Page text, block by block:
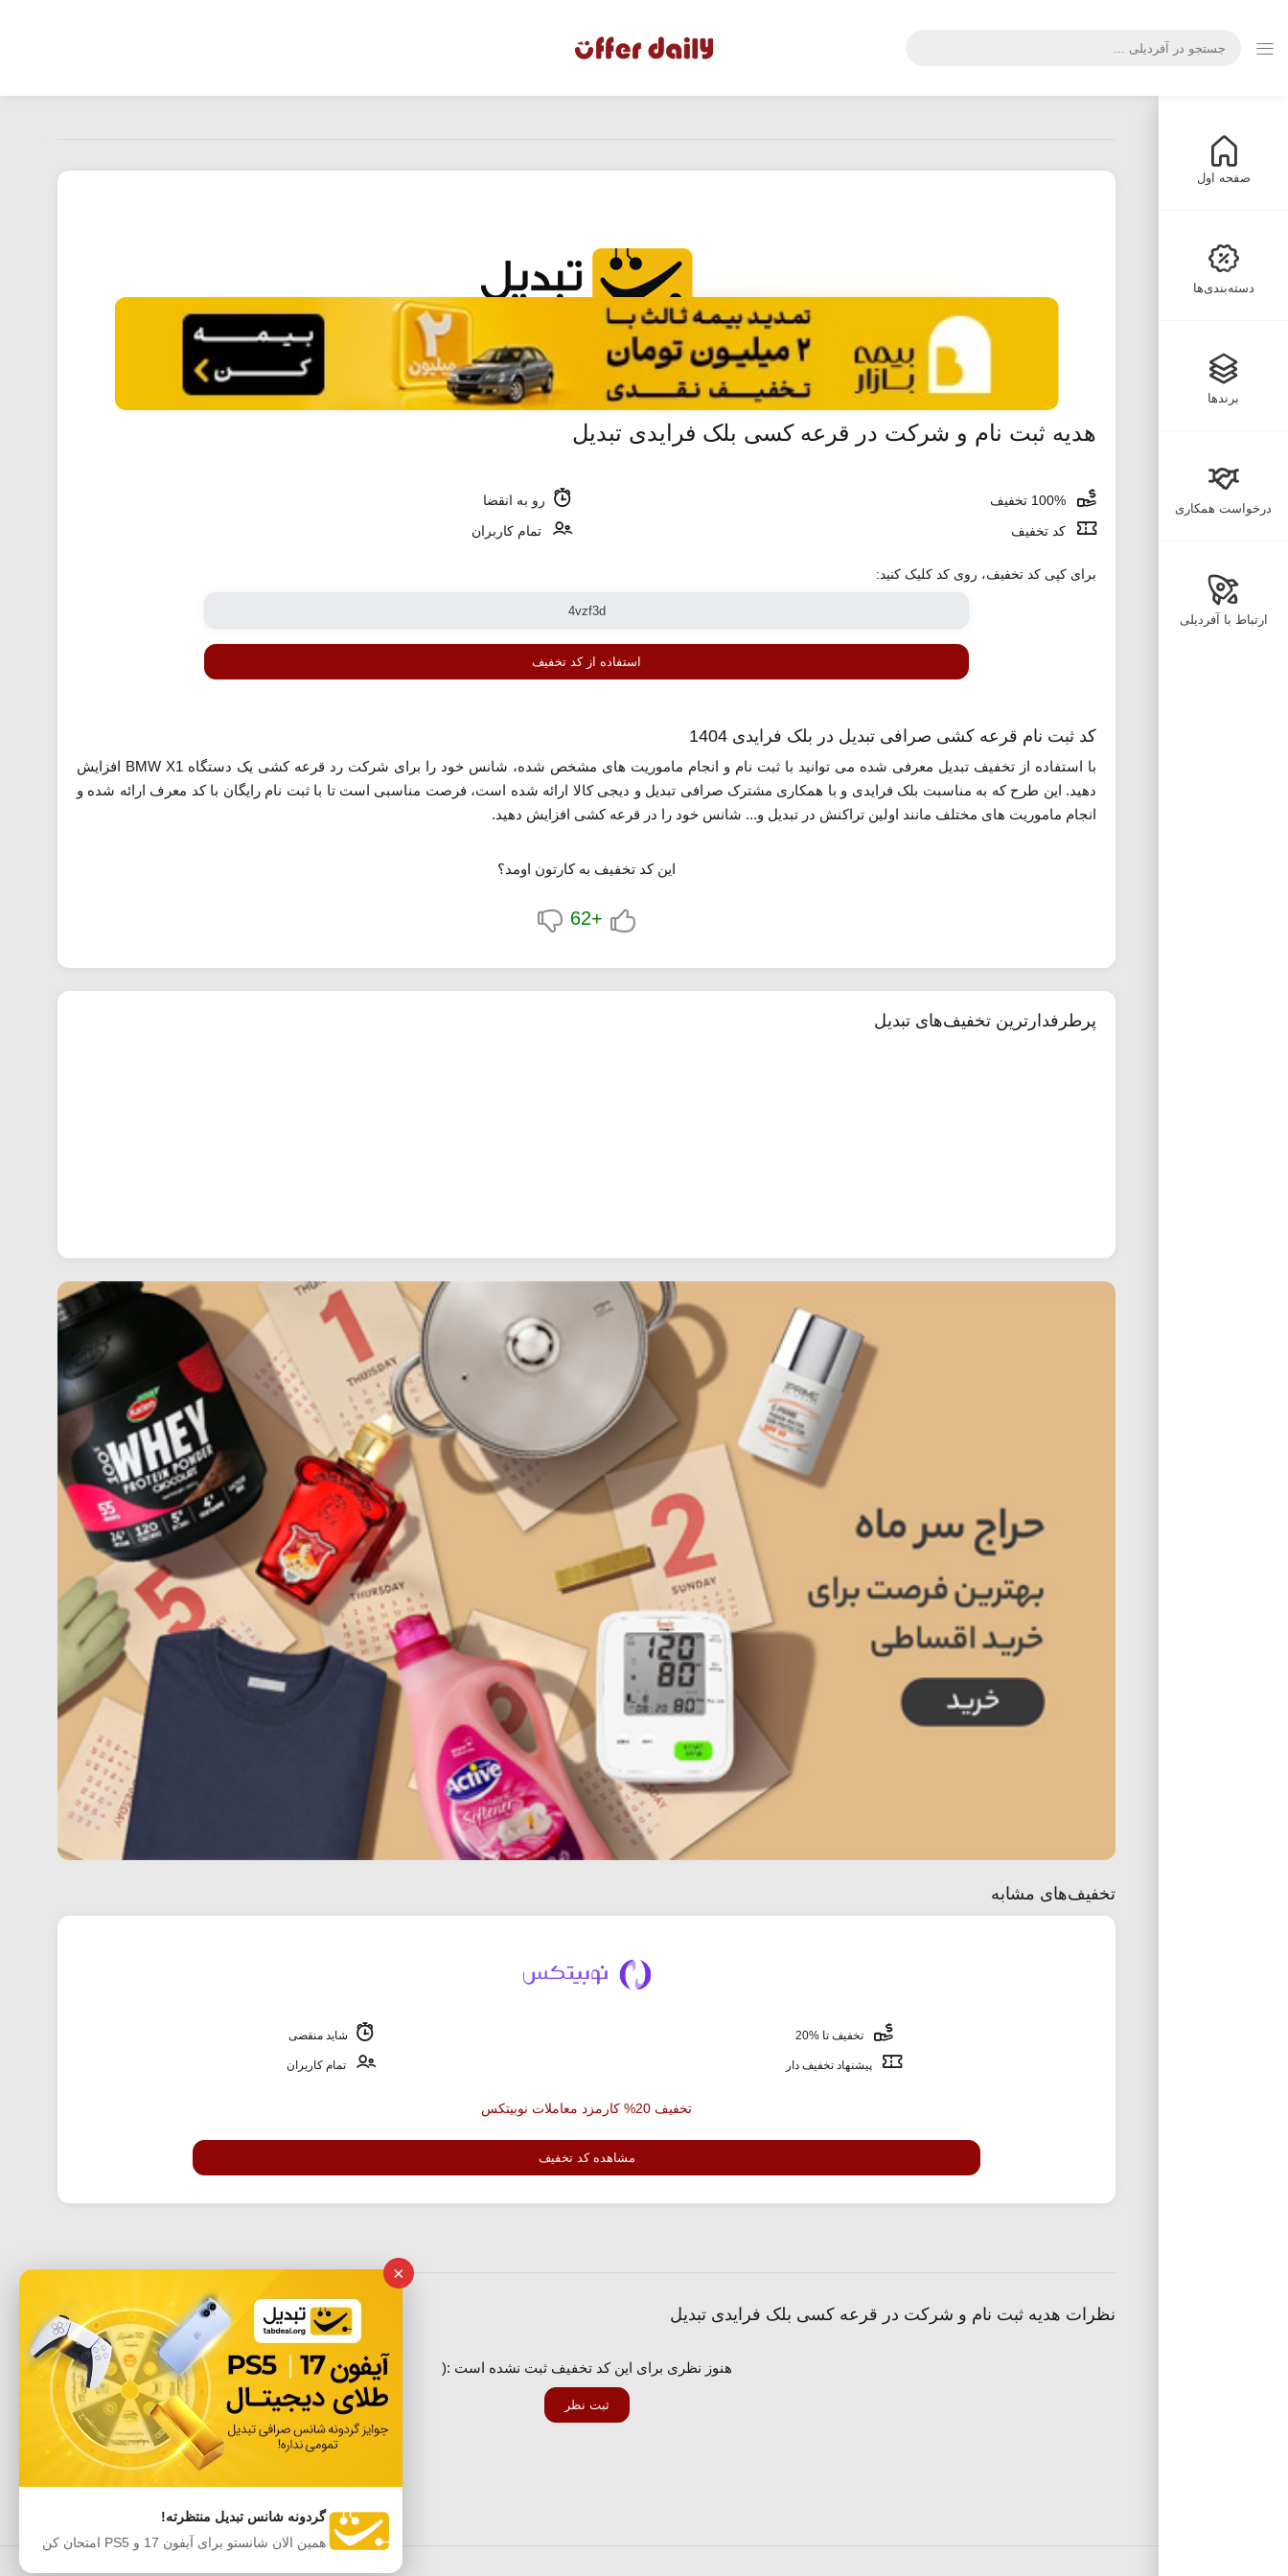
صفحه اول
دسته‌بندی‌ها
برندها
درخواست همکاری
ارتباط با آفردیلی
هدیه ثبت نام و شرکت در قرعه کسی بلک فرایدی تبدیل
رو به انقضا
کد تخفیف
تمام کاربران
برای کپی کد تخفیف، روی کد کلیک کنید:
استفاده از کد تخفیف
کد ثبت نام قرعه کشی صرافی تبدیل در بلک فرایدی 1404
با استفاده از تخفیف تبدیل معرفی شده می توانید با ثبت نام و انجام ماموریت های مشخص شده، شانس خود را برای شرکت رد قرعه کشی یک دستگاه BMW X1 افزایش
دهید. این طرح که به مناسبت بلک فرایدی و با همکاری مشترک صرافی تبدیل و دیجی کالا ارائه شده است، فرصت مناسبی است تا با ثبت نام رایگان با کد معرف ارائه شده و
انجام ماموریت های مختلف مانند اولین تراکنش در تبدیل و... شانس خود را در قرعه کشی افزایش دهید.
این کد تخفیف به کارتون اومد؟
+62
پرطرفدارترین تخفیف‌های تبدیل
تخفیف‌های مشابه
تخفیف تا %20 شاید منقضی
پیشنهاد تخفیف دار تمام کاربران
تخفیف 20% کارمزد معاملات نوبیتکس
مشاهده کد تخفیف
نظرات هدیه ثبت نام و شرکت در قرعه کسی بلک فرایدی تبدیل
هنوز نظری برای این کد تخفیف ثبت نشده است :(
ثبت نظر
×
گردونه شانس تبدیل منتظرته!
همین الان شانستو برای آیفون 17 و PS5 امتحان کن